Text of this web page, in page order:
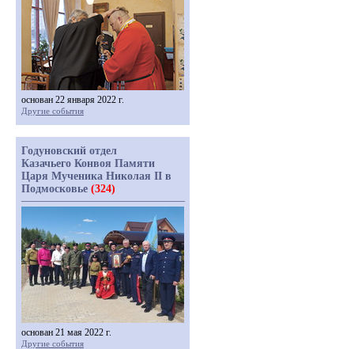
основан 22 января 2022 г.
Другие события
Годуновский отдел
Казачьего Конвоя Памяти
Царя Мученика Николая II в
Подмосковье (324)
основан 21 мая 2022 г.
Другие события